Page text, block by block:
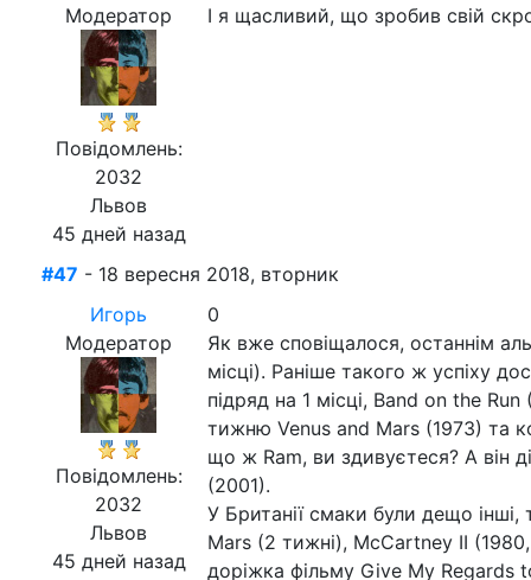
Модератор
Повідомлень:
2032
Львов
45 дней назад
І я щасливий, що зробив свій
#47 - 18 вересня 2018, вторник
Игорь
Модератор
Повідомлень:
2032
Львов
45 дней назад
0
Як вже сповіщалося, останнім
місці). Раніше такого ж успіху
підряд на 1 місці, Band on the
тижню Venus and Mars (1973) та
що ж Ram, ви здивуєтеся? А він
(2001).
У Британії смаки були дещо
Mars (2 тижні), McCartney ІІ
доріжка фільму Give My Regards